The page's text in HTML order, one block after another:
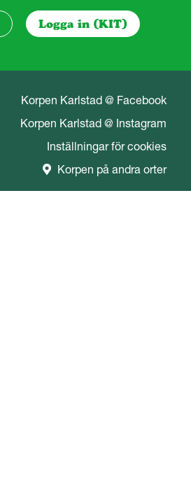
Logga in (KIT)
Korpen Karlstad @ Facebook
Korpen Karlstad @ Instagram
Inställningar för cookies
Korpen på andra orter